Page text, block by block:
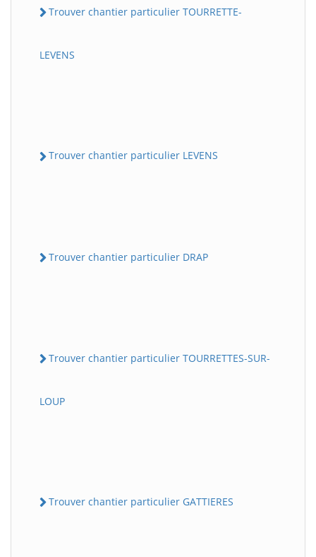
Trouver chantier particulier TOURRETTE-
LEVENS
Trouver chantier particulier LEVENS
Trouver chantier particulier DRAP
Trouver chantier particulier TOURRETTES-SUR-
LOUP
Trouver chantier particulier GATTIERES